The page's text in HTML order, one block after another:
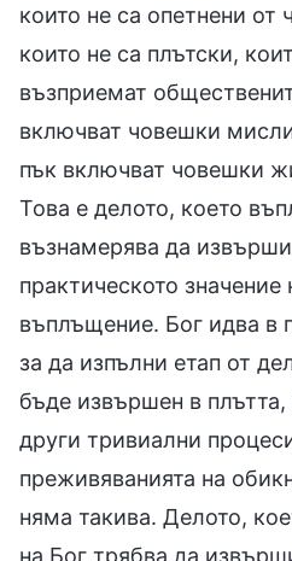
които не са опетнени
които не са плътски,
възприемат
включват човешки
пък включват човешки
Това е делото, което
възнамерява да
практическото значение
въплъщение. Бог идва в
за да изпълни етап от
бъде извършен в плътта,
други тривиални
преживяванията на
няма такива. Делото,
на Бог трябва да